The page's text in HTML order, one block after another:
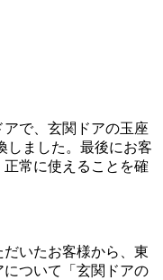
で、玄関ドアの玉座
しました。最後にお客
常に使えることを確
いたお客様から、東
ついて「玄関ドアの